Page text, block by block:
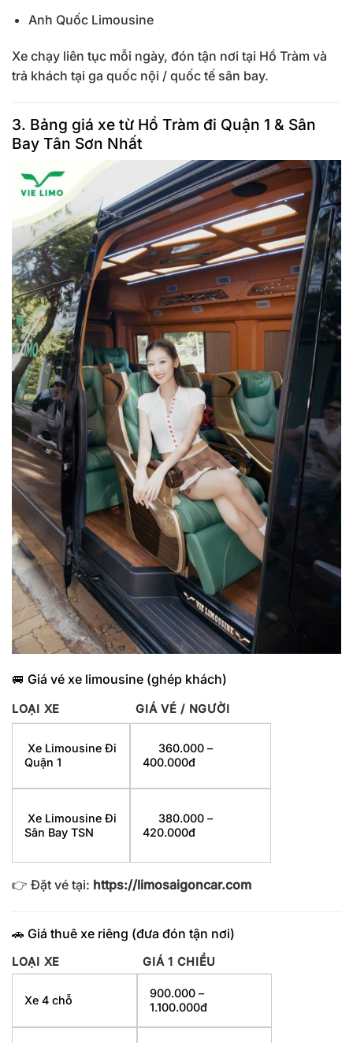
Anh Quốc Limousine
Xe chạy liên tục mỗi ngày, đón tận nơi tại Hồ Tràm và
trả khách tại ga quốc nội / quốc tế sân bay.
3. Bảng giá xe từ Hồ Tràm đi Quận 1 & Sân
Bay Tân Sơn Nhất
🚐 Giá vé xe limousine (ghép khách)
LOẠI XE GIÁ VÉ / NGƯỜI
Xe Limousine Đi
Quận 1
360.000 –
400.000đ
Xe Limousine Đi
Sân Bay TSN
380.000 –
420.000đ
👉 Đặt vé tại: https://limosaigoncar.com
🚗 Giá thuê xe riêng (đưa đón tận nơi)
LOẠI XE GIÁ 1 CHIỀU
Xe 4 chỗ
900.000 –
1.100.000đ